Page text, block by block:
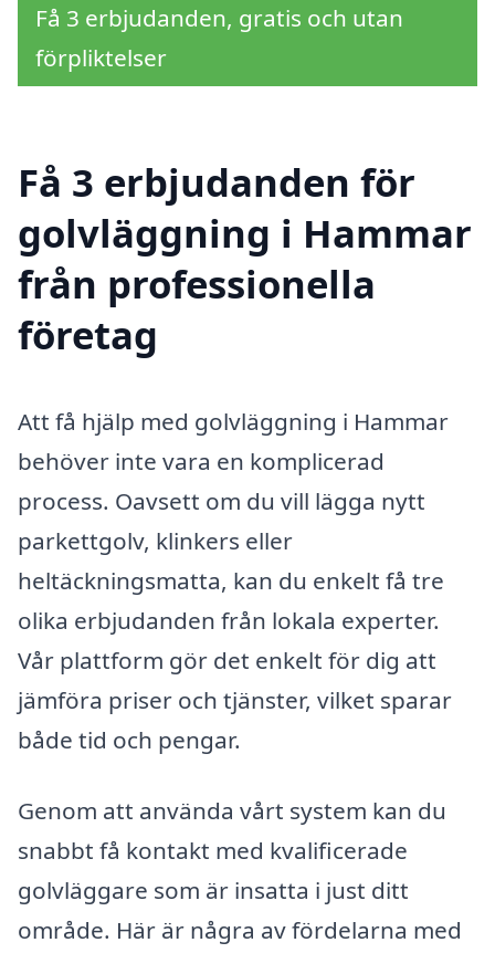
Få 3 erbjudanden, gratis och utan
förpliktelser
Få 3 erbjudanden för
golvläggning i Hammar
från professionella
företag
Att få hjälp med golvläggning i Hammar
behöver inte vara en komplicerad
process. Oavsett om du vill lägga nytt
parkettgolv, klinkers eller
heltäckningsmatta, kan du enkelt få tre
olika erbjudanden från lokala experter.
Vår plattform gör det enkelt för dig att
jämföra priser och tjänster, vilket sparar
både tid och pengar.
Genom att använda vårt system kan du
snabbt få kontakt med kvalificerade
golvläggare som är insatta i just ditt
område. Här är några av fördelarna med